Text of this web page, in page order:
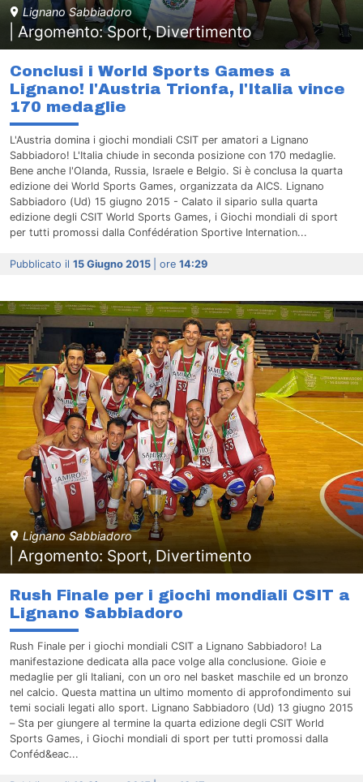
Lignano Sabbiadoro
| Argomento: Sport, Divertimento
Conclusi i World Sports Games a
Lignano! l'Austria Trionfa, l'Italia vince
170 medaglie
L'Austria domina i giochi mondiali CSIT per amatori a Lignano
Sabbiadoro! L'Italia chiude in seconda posizione con 170 medaglie.
Bene anche l'Olanda, Russia, Israele e Belgio. Si è conclusa la quarta
edizione dei World Sports Games, organizzata da AICS. Lignano
Sabbiadoro (Ud) 15 giugno 2015 - Calato il sipario sulla quarta
edizione degli CSIT World Sports Games, i Giochi mondiali di sport
per tutti promossi dalla Confédération Sportive Internation...
Pubblicato il 15 Giugno 2015 | ore 14:29
Lignano Sabbiadoro
| Argomento: Sport, Divertimento
Rush Finale per i giochi mondiali CSIT a
Lignano Sabbiadoro
Rush Finale per i giochi mondiali CSIT a Lignano Sabbiadoro! La
manifestazione dedicata alla pace volge alla conclusione. Gioie e
medaglie per gli Italiani, con un oro nel basket maschile ed un bronzo
nel calcio. Questa mattina un ultimo momento di approfondimento sui
temi sociali legati allo sport. Lignano Sabbiadoro (Ud) 13 giugno 2015
– Sta per giungere al termine la quarta edizione degli CSIT World
Sports Games, i Giochi mondiali di sport per tutti promossi dalla
Conféd&eac...